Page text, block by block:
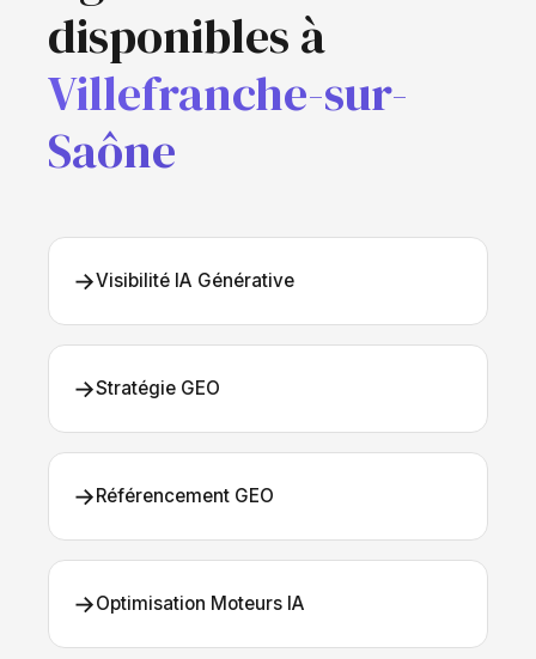
disponibles à
Villefranche-sur-
Saône
→Visibilité IA Générative
→Stratégie GEO
→Référencement GEO
→Optimisation Moteurs IA